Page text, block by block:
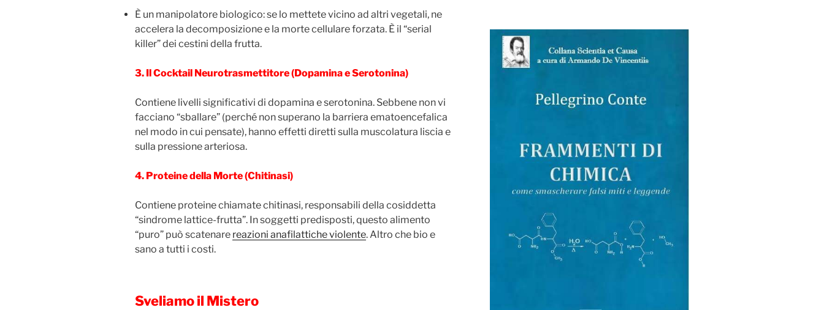
È un manipolatore biologico: se lo mettete vicino ad altri vegetali, ne
accelera la decomposizione e la morte cellulare forzata. È il “serial
killer” dei cestini della frutta.
3. Il Cocktail Neurotrasmettitore (Dopamina e Serotonina)
Contiene livelli significativi di dopamina e serotonina. Sebbene non vi
facciano “sballare” (perché non superano la barriera ematoencefalica
nel modo in cui pensate), hanno effetti diretti sulla muscolatura liscia e
sulla pressione arteriosa.
4. Proteine della Morte (Chitinasi)
Contiene proteine chiamate chitinasi, responsabili della cosiddetta
“sindrome lattice-frutta”. In soggetti predisposti, questo alimento
“puro” può scatenare reazioni anafilattiche violente. Altro che bio e
sano a tutti i costi.
Sveliamo il Mistero